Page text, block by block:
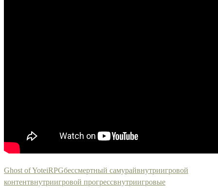
Ghost of YoteiRPGбессмертный самурайвнутриигровой
контентвнутриигровой прогрессвнутриигровые